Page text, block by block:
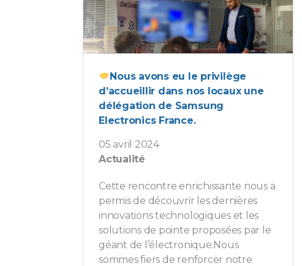
Nous avons eu le privilège
d’accueillir dans nos locaux une
délégation de Samsung
Electronics France.
05 avril 2024
Actualité
Cette rencontre enrichissante nous a
permis de découvrir les dernières
innovations technologiques et les
solutions de pointe proposées par le
géant de l’électronique.Nous
sommes fiers de renforcer notre